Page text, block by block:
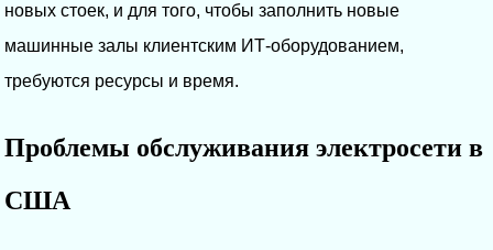
новых стоек, и для того, чтобы заполнить новые
машинные залы клиентским ИТ-оборудованием,
требуются ресурсы и время.
Проблемы обслуживания электросети в
США